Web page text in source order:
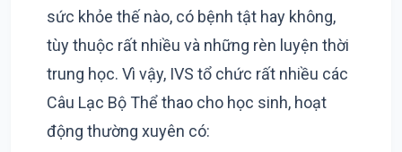
sức khỏe thế nào, có bệnh tật hay không,
tùy thuộc rất nhiều và những rèn luyện thời
trung học. Vì vậy, IVS tổ chức rất nhiều các
Câu Lạc Bộ Thể thao cho học sinh, hoạt
động thường xuyên có: